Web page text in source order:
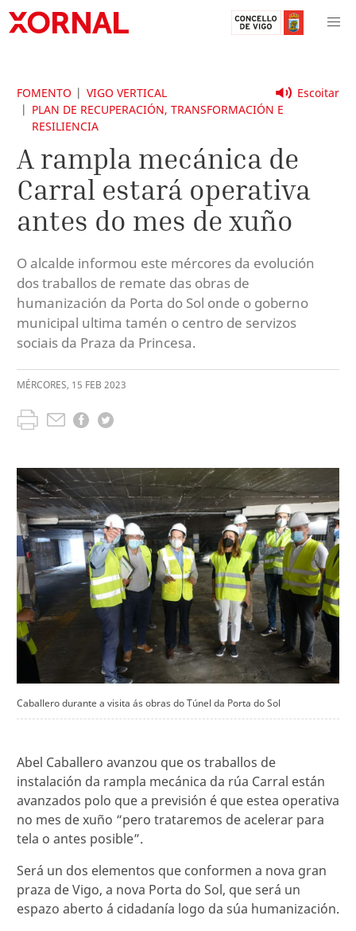
Escoitar
FOMENTO
VIGO VERTICAL
PLAN DE RECUPERACIÓN, TRANSFORMACIÓN E
RESILIENCIA
A rampla mecánica de
Carral estará operativa
antes do mes de xuño
O alcalde informou este mércores da evolución
dos traballos de remate das obras de
humanización da Porta do Sol onde o goberno
municipal ultima tamén o centro de servizos
sociais da Praza da Princesa.
MÉRCORES, 15 FEB 2023
Caballero durante a visita ás obras do Túnel da Porta do Sol
Abel Caballero avanzou que os traballos de
instalación da rampla mecánica da rúa Carral están
avanzados polo que a previsión é que estea operativa
no mes de xuño “pero trataremos de acelerar para
tela o antes posible”.
Será un dos elementos que conformen a nova gran
praza de Vigo, a nova Porta do Sol, que será un
espazo aberto á cidadanía logo da súa humanización.